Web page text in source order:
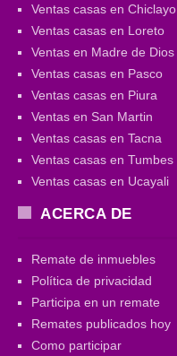
Ventas casas en Chiclayo
Ventas casas en Loreto
Ventas en Madre de Dios
Ventas casas en Pasco
Ventas casas en Piura
Ventas en San Martin
Ventas casas en Tacna
Ventas casas en Tumbes
Ventas casas en Ucayali
ACERCA DE
Remate de inmuebles
Política de privacidad
Participa en un remate
Remates publicados hoy
Como participar